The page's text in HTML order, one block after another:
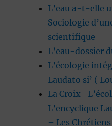
L’eau a-t-elle
Sociologie
scientifique
L’eau-dossier
L’écologie
Laudato si’ (
La Croix -
L’encyclique
– Les